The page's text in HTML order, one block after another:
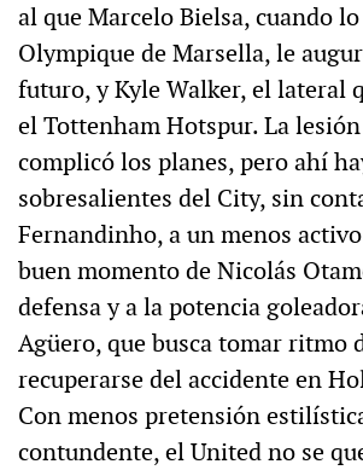
al que Marcelo Bielsa, cuando
Olympique de Marsella, le
futuro, y Kyle Walker, el lateral
el Tottenham Hotspur. La
complicó los planes, pero ahí
sobresalientes del City, sin
Fernandinho, a un menos
buen momento de Nicolás
defensa y a la potencia
Agüero, que busca tomar ritmo
recuperarse del accidente en
Con menos pretensión
contundente, el United no se